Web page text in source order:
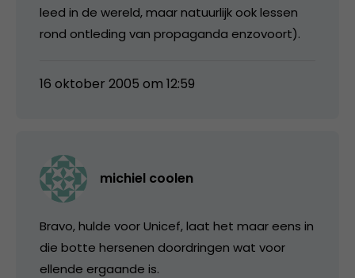
leed in de wereld, maar natuurlijk ook lessen
rond ontleding van propaganda enzovoort).
16 oktober 2005 om 12:59
michiel coolen
Bravo, hulde voor Unicef, laat het maar eens in
die botte hersenen doordringen wat voor
ellende ergaande is.